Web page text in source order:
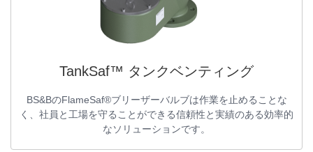
TankSaf™ タンクベンティング
BS&BのFlameSaf®ブリーザーバルブは作業を止めることな
く、社員と工場を守ることができる信頼性と実績のある効率的
なソリューションです。